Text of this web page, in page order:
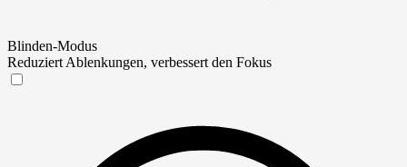
Blinden-Modus
Reduziert Ablenkungen, verbessert den Fokus